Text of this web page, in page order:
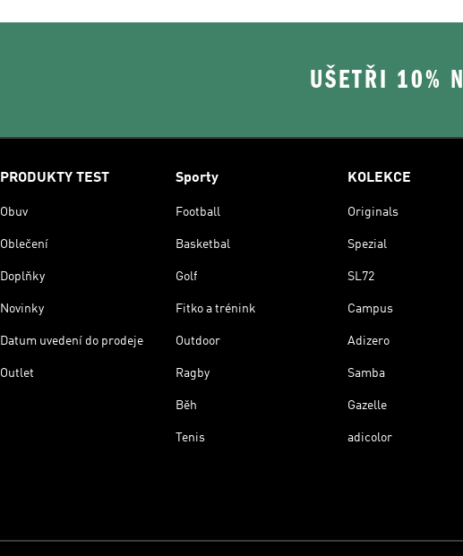
UŠETŘI 10%
PRODUKTY TEST
Obuv
Oblečení
Doplňky
Novinky
Datum uvedení do prodeje
Outlet
Sporty
Football
Basketbal
Golf
Fitko a trénink
Outdoor
Ragby
Běh
Tenis
KOLEKCE
Originals
Spezial
SL72
Campus
Adizero
Samba
Gazelle
adicolor